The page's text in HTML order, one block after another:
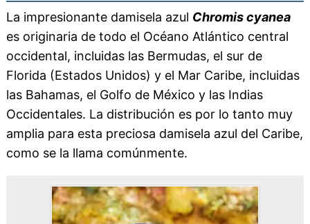
La impresionante damisela azul Chromis cyanea
es originaria de todo el Océano Atlántico central
occidental, incluidas las Bermudas, el sur de
Florida (Estados Unidos) y el Mar Caribe, incluidas
las Bahamas, el Golfo de México y las Indias
Occidentales. La distribución es por lo tanto muy
amplia para esta preciosa damisela azul del Caribe,
como se la llama comúnmente.